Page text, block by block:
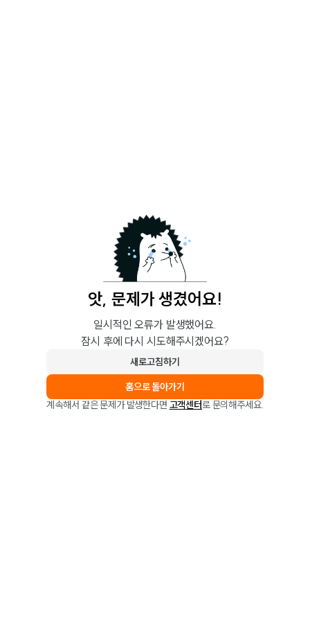
앗, 문제가 생겼어요!
일시적인 오류가 발생했어요.
잠시 후에 다시 시도해주시겠어요?
새로고침하기
홈으로 돌아가기
계속해서 같은 문제가 발생한다면 고객센터로 문의해주세요.